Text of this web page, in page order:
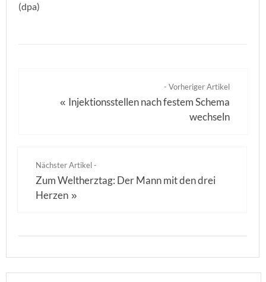
(dpa)
- Vorheriger Artikel
« Injektionsstellen nach festem Schema
wechseln
Nächster Artikel -
Zum Weltherztag: Der Mann mit den drei
Herzen »